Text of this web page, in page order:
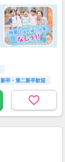
新卒・第二新卒歓迎